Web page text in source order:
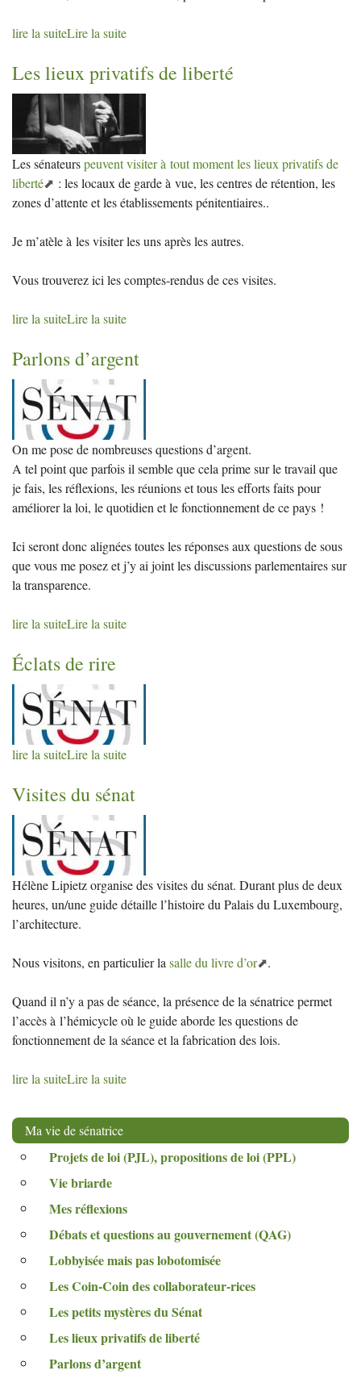
lire la suiteLire la suite
Les lieux privatifs de liberté
Les sénateurspeuvent visiter à tout moment les lieux privatifs de
liberté
: les locaux de garde à vue, les centres de rétention, les
zones d’attente et les établissements pénitentiaires..
Je m’atèle à les visiter les uns après les autres.
Vous trouverez ici les comptes-rendus de ces visites.
lire la suiteLire la suite
Parlons d’argent
On me pose de nombreuses questions d’argent.
A tel point que parfois il semble que cela prime sur le travail que
je fais, les réflexions, les réunions et tous les efforts faits pour
améliorer la loi, le quotidien et le fonctionnement de ce pays !
Ici seront donc alignées toutes les réponses aux questions de sous
que vous me posez et j’y ai joint les discussions parlementaires sur
la transparence.
lire la suiteLire la suite
Éclats de rire
lire la suiteLire la suite
Visites du sénat
Hélène Lipietz organise des visites du sénat. Durant plus de deux
heures, un/une guide détaille l’histoire du Palais du Luxembourg,
l’architecture.
Nous visitons, en particulier la salle du livre d’or .
Quand il n’y a pas de séance, la présence de la sénatrice permet
l’accès à l’hémicycle où le guide aborde les questions de
fonctionnement de la séance et la fabrication des lois.
lire la suiteLire la suite
Ma vie de sénatrice
Projets de loi (PJL), propositions de loi (PPL)
Vie briarde
Mes réflexions
Débats et questions au gouvernement (QAG)
Lobbyisée mais pas lobotomisée
Les Coin-Coin des collaborateur-rices
Les petits mystères du Sénat
Les lieux privatifs de liberté
Parlons d’argent